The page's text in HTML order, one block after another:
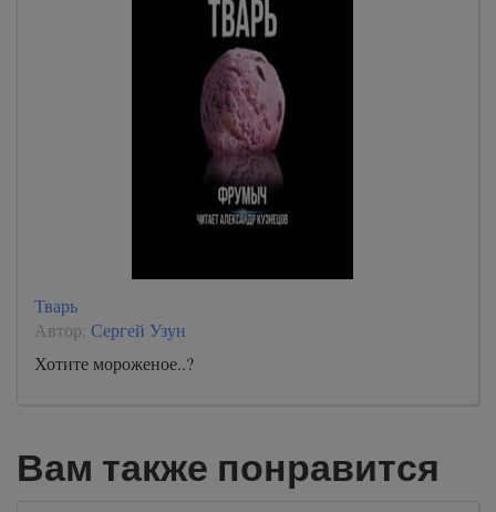
Тварь
Автор: Сергей Узун
Хотите мороженое..?
Вам также понравится